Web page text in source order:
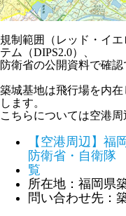
規制範囲（レッド・イ
テム（DIPS2.0）、
防衛省の公開資料で確認
築城基地は飛行場を内
します。
こちらについては空港周
【空港周辺】福
防衛省・自衛隊
覧
所在地：福岡県
問い合わせ先：